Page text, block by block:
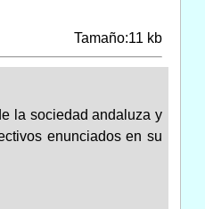
Tamaño:11 kb
la sociedad andaluza y
enunciados en su